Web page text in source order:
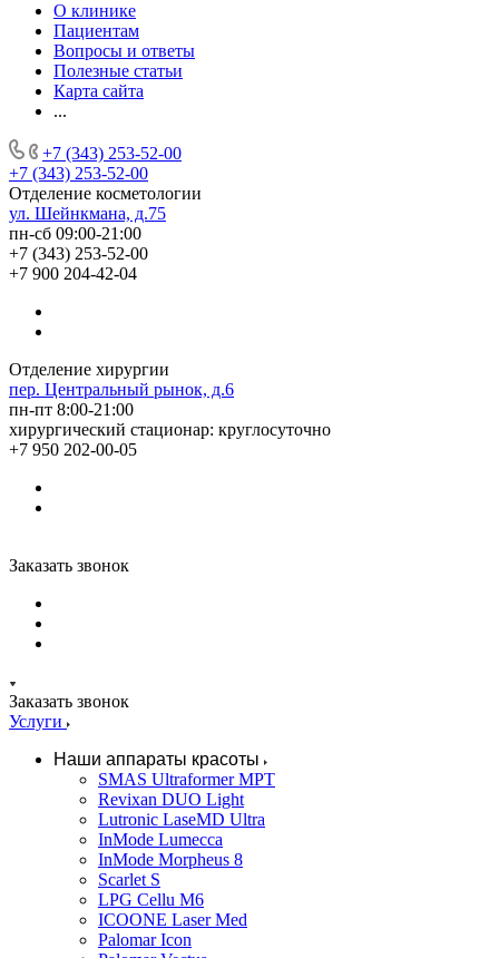
О клинике
Пациентам
Вопросы и ответы
Полезные статьи
Карта сайта
...
+7 (343) 253-52-00
+7 (343) 253-52-00
Отделение косметологии
ул. Шейнкмана, д.75
пн-сб 09:00-21:00
+7 (343) 253-52-00
+7 900 204-42-04
Отделение хирургии
пер. Центральный рынок, д.6
пн-пт 8:00-21:00
хирургический стационар: круглосуточно
+7 950 202-00-05
Заказать звонок
Заказать звонок
Услуги
Наши аппараты красоты
SMAS Ultraformer MPT
Revixan DUO Light
Lutronic LaseMD Ultra
InMode Lumecca
InMode Morpheus 8
Scarlet S
LPG Cellu M6
ICOONE Laser Med
Palomar Icon